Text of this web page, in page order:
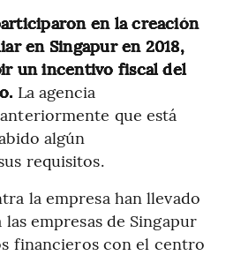
en la creación
en Singapur en 2018,
un incentivo fiscal del
La agencia
que está
algún
requisitos.
la empresa han llevado
empresas de Singapur
financieros con el centro